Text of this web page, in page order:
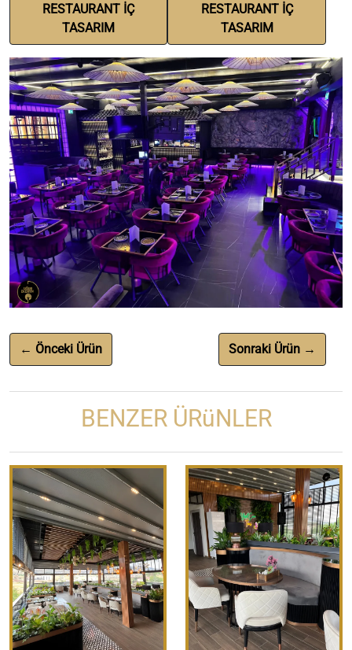
RESTAURANT İÇ
TASARIM
RESTAURANT İÇ
TASARIM
← Önceki Ürün Sonraki Ürün →
BENZER ÜRüNLER